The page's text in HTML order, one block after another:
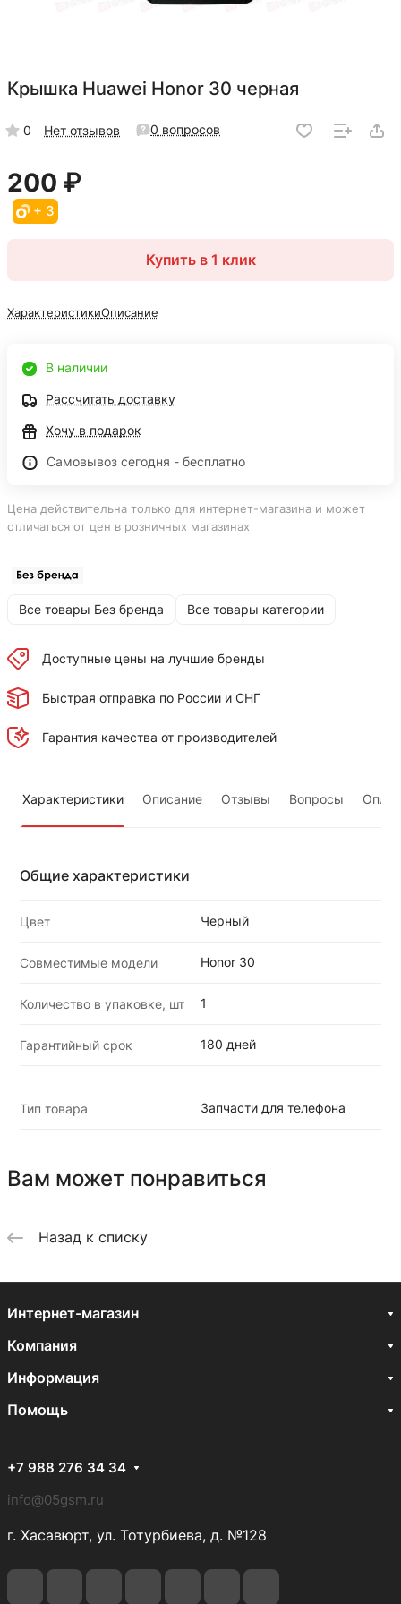
Крышка Huawei Honor 30 черная
0 Нет отзывов 0 вопросов
200 ₽
+ 3
Купить в 1 клик
ХарактеристикиОписание
В наличии
Рассчитать доставку
Хочу в подарок
Самовывоз сегодня - бесплатно
Цена действительна только для интернет-магазина и может
отличаться от цен в розничных магазинах
Все товары Без бренда Все товары категории
Доступные цены на лучшие бренды
Быстрая отправка по России и СНГ
Гарантия качества от производителей
Характеристики Описание Отзывы Вопросы
Общие характеристики
Цвет Черный
Совместимые модели Honor 30
Количество в упаковке, шт 1
Гарантийный срок 180 дней
Тип товара Запчасти для телефона
Вам может понравиться
Назад к списку
Интернет-магазин
Компания
Информация
Помощь
+7 988 276 34 34
info@05gsm.ru
г. Хасавюрт, ул. Тотурбиева, д. №128